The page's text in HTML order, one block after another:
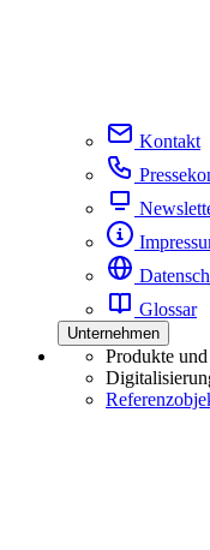
Kontakt
Glossar
Unternehmen
Produkte